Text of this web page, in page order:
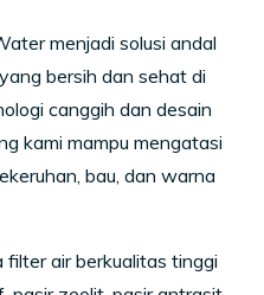
menjadi solusi andal
bersih dan sehat di
canggih dan desain
kami mampu mengatasi
bau, dan warna
air berkualitas tinggi